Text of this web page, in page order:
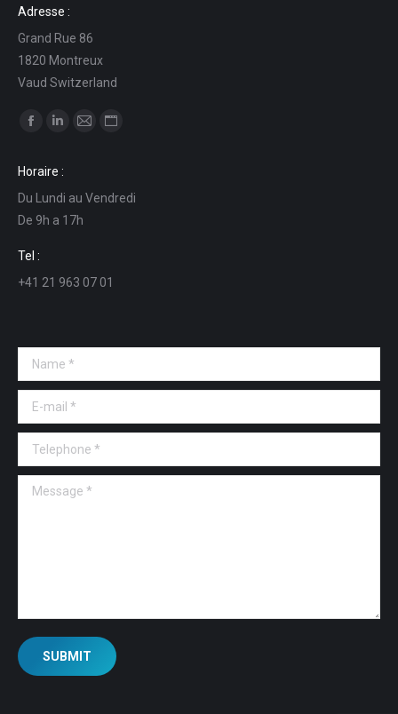
Adresse :
Grand Rue 86
1820 Montreux
Vaud Switzerland
Find us on:
opens
in
new
window
opens
in
new
in
in
Horaire :
Du Lundi au Vendredi
De 9h a 17h
Tel :
+41 21 963 07 01
Name *
E-mail *
Telephone *
Message *
SUBMIT